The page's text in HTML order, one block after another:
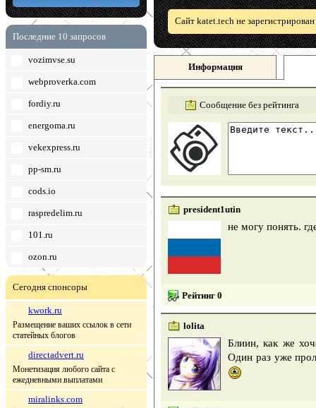
Последние 10 запросов
vozimvse.su
webproverka.com
fordiy.ru
energoma.ru
vekexpress.ru
pp-sm.ru
cods.io
raspredelim.ru
101.ru
ozon.ru
Сегодня спонсоры
kwork.ru
Размещение ваших ссылок в сети
статейных блогов
directadvert.ru
Монетизация любого сайта с
ежедневными выплатами
miralinks.com
Сайт katet.tech не
Информация
Сообщение без рейтинга
president1utin
не могу понять.
Рейтинг 0
lolita
Блиин, как же
Один раз уже